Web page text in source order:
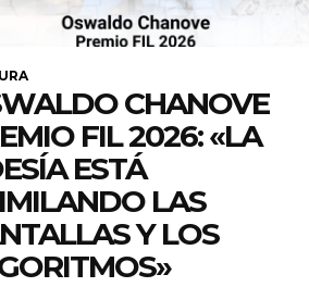
CHANOVE
FIL 2026: «LA
ESTÁ
LAS
Y LOS